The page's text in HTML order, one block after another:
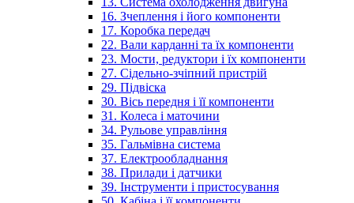
16. Зчеплення і його компоненти
17. Коробка передач
22. Вали карданні та їх компоненти
23. Мости, редуктори і їх компоненти
27. Сідельно-зчіпний пристрій
29. Підвіска
30. Вісь передня і її компоненти
31. Колеса і маточини
34. Рульове управління
35. Гальмівна система
37. Електрообладнання
38. Прилади і датчики
39. Інструменти і пристосування